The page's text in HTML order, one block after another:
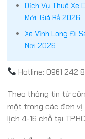
Dịch Vụ Thuê Xe
Mới, Giá Rẻ 2026
Xe Vĩnh Long Đi
Nơi 2026
Hotline: 0961 242
Theo thông tin từ
một trong các đơn vị
lịch 4-16 chỗ tại